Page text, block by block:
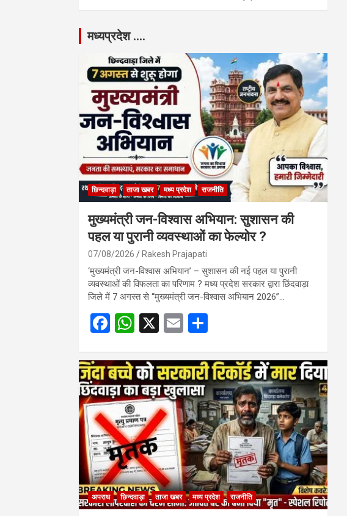
मध्यप्रदेश ….
छिन्दवाड़ा ताजा खबर मध्य प्रदेश राजनीति
मुख्यमंत्री जन-विश्वास अभियान: सुशासन की
पहल या पुरानी व्यवस्थाओं का फेल्योर ?
07/08/2026 Rakesh Prajapati
‘मुख्यमंत्री जन-विश्वास अभियान’ – सुशासन की नई पहल या पुरानी
व्यवस्थाओं की विफलता का परिणाम ? मध्य प्रदेश सरकार द्वारा छिंदवाड़ा
जिले में 7 अगस्त से “मुख्यमंत्री जन-विश्वास अभियान 2026”…
F
ce
b
o
o
k
W
at
s
A
p
p
X
E
ail ar
e
अपराध छिन्दवाड़ा ताजा खबर मध्य प्रदेश राजनीति